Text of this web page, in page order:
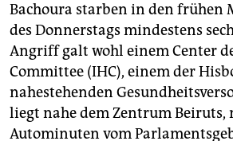
Bachoura starben in den frühen
des Donnerstags mindestens
Angriff galt wohl einem Center
Committee (IHC), einem der
nahestehenden
liegt nahe dem Zentrum Beiruts,
Autominuten vom